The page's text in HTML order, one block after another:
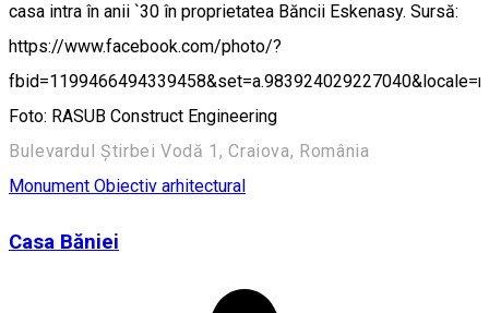
casa intra în anii `30 în proprietatea Băncii Eskenasy. Sursă:
https://www.facebook.com/photo/?
Foto: RASUB Construct Engineering
Bulevardul Știrbei Vodă 1, Craiova, România
Monument Obiectiv arhitectural
Casa Băniei